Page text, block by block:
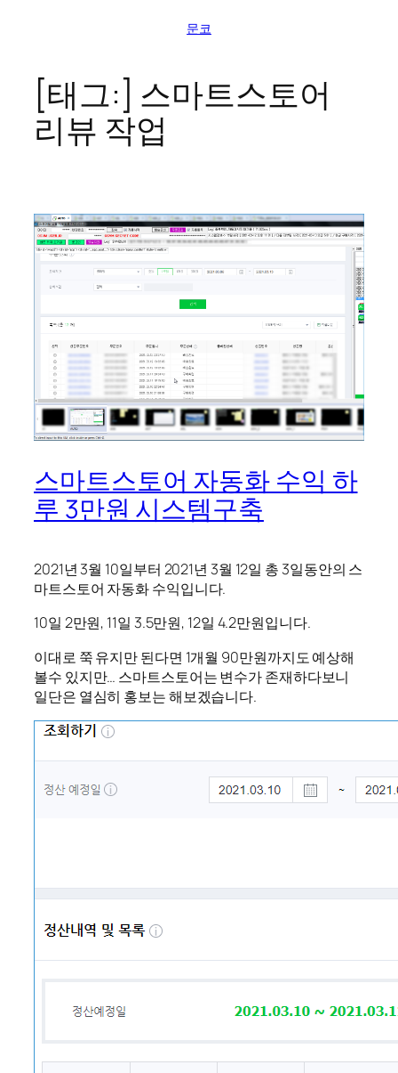
문코
[태그:] 스마트스토어
리뷰 작업
스마트스토어 자동화 수익 하
루 3만원 시스템구축
2021년 3월 10일부터 2021년 3월 12일 총 3일동안의 스
마트스토어 자동화 수익입니다.
10일 2만원, 11일 3.5만원, 12일 4.2만원입니다.
이대로 쭉 유지만 된다면 1개월 90만원까지도 예상해
볼수 있지만… 스마트스토어는 변수가 존재하다보니
일단은 열심히 홍보는 해보겠습니다.